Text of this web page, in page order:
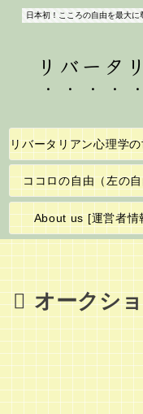
日本初！こころの自由を最大
リバータ
ココロの自由（左の
About us [運営者情
オークシ